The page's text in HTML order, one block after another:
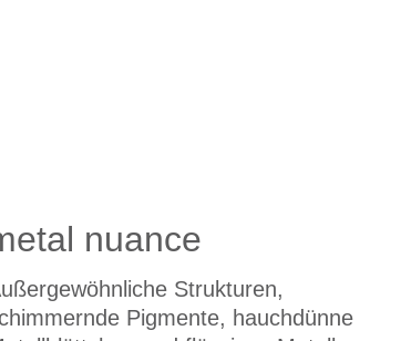
nuance
Strukturen,
Pigmente, hauchdünne